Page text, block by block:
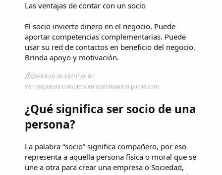
Las ventajas de contar con un socio
El socio invierte dinero en el negocio. Puede
aportar competencias complementarias. Puede
usar su red de contactos en beneficio del negocio.
Brinda apoyo y motivación.
Solicitud de eliminación
Ver respuesta completa en scotiabankcolpatria.com
¿Qué significa ser socio de una
persona?
La palabra “socio” significa compañero, por eso
representa a aquella persona física o moral que se
une a otra para crear una empresa o Sociedad,